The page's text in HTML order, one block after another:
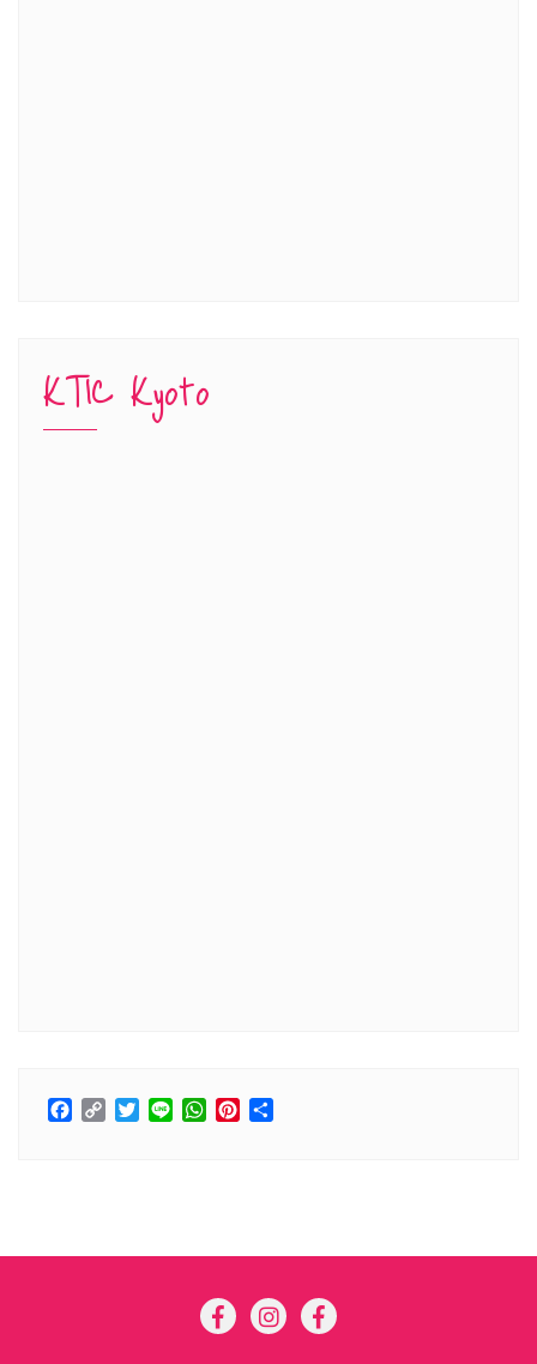
KTIC Kyoto
Facebook
CopyTwitter
LineWhatsApp
Pinterest